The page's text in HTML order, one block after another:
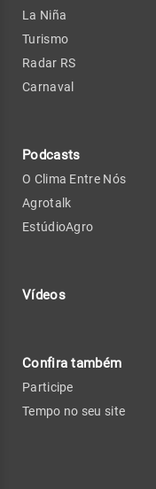
La Niña
Turismo
Radar RS
Carnaval
Podcasts
O Clima Entre Nós
Agrotalk
EstúdioAgro
Vídeos
Confira também
Participe
Tempo no seu site